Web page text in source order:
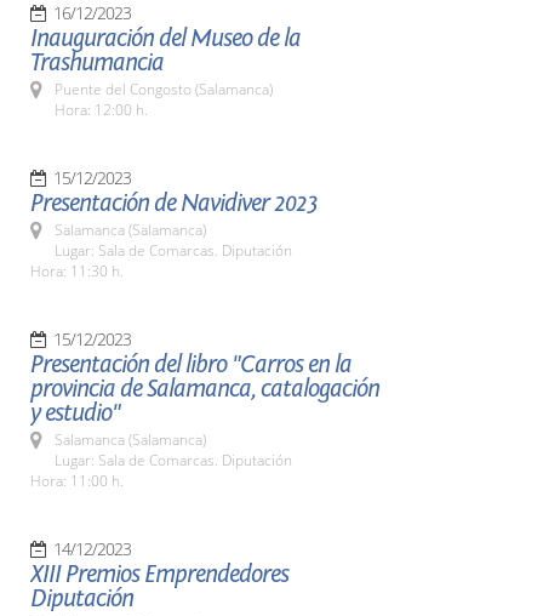
16/12/2023
Inauguración del Museo de la
Trashumancia
Puente del Congosto (Salamanca)
Hora: 12:00 h.
15/12/2023
Presentación de Navidiver 2023
Salamanca (Salamanca)
Lugar: Sala de Comarcas. Diputación
Hora: 11:30 h.
15/12/2023
Presentación del libro "Carros en la
provincia de Salamanca, catalogación
y estudio"
Salamanca (Salamanca)
Lugar: Sala de Comarcas. Diputación
Hora: 11:00 h.
14/12/2023
XIII Premios Emprendedores
Diputación